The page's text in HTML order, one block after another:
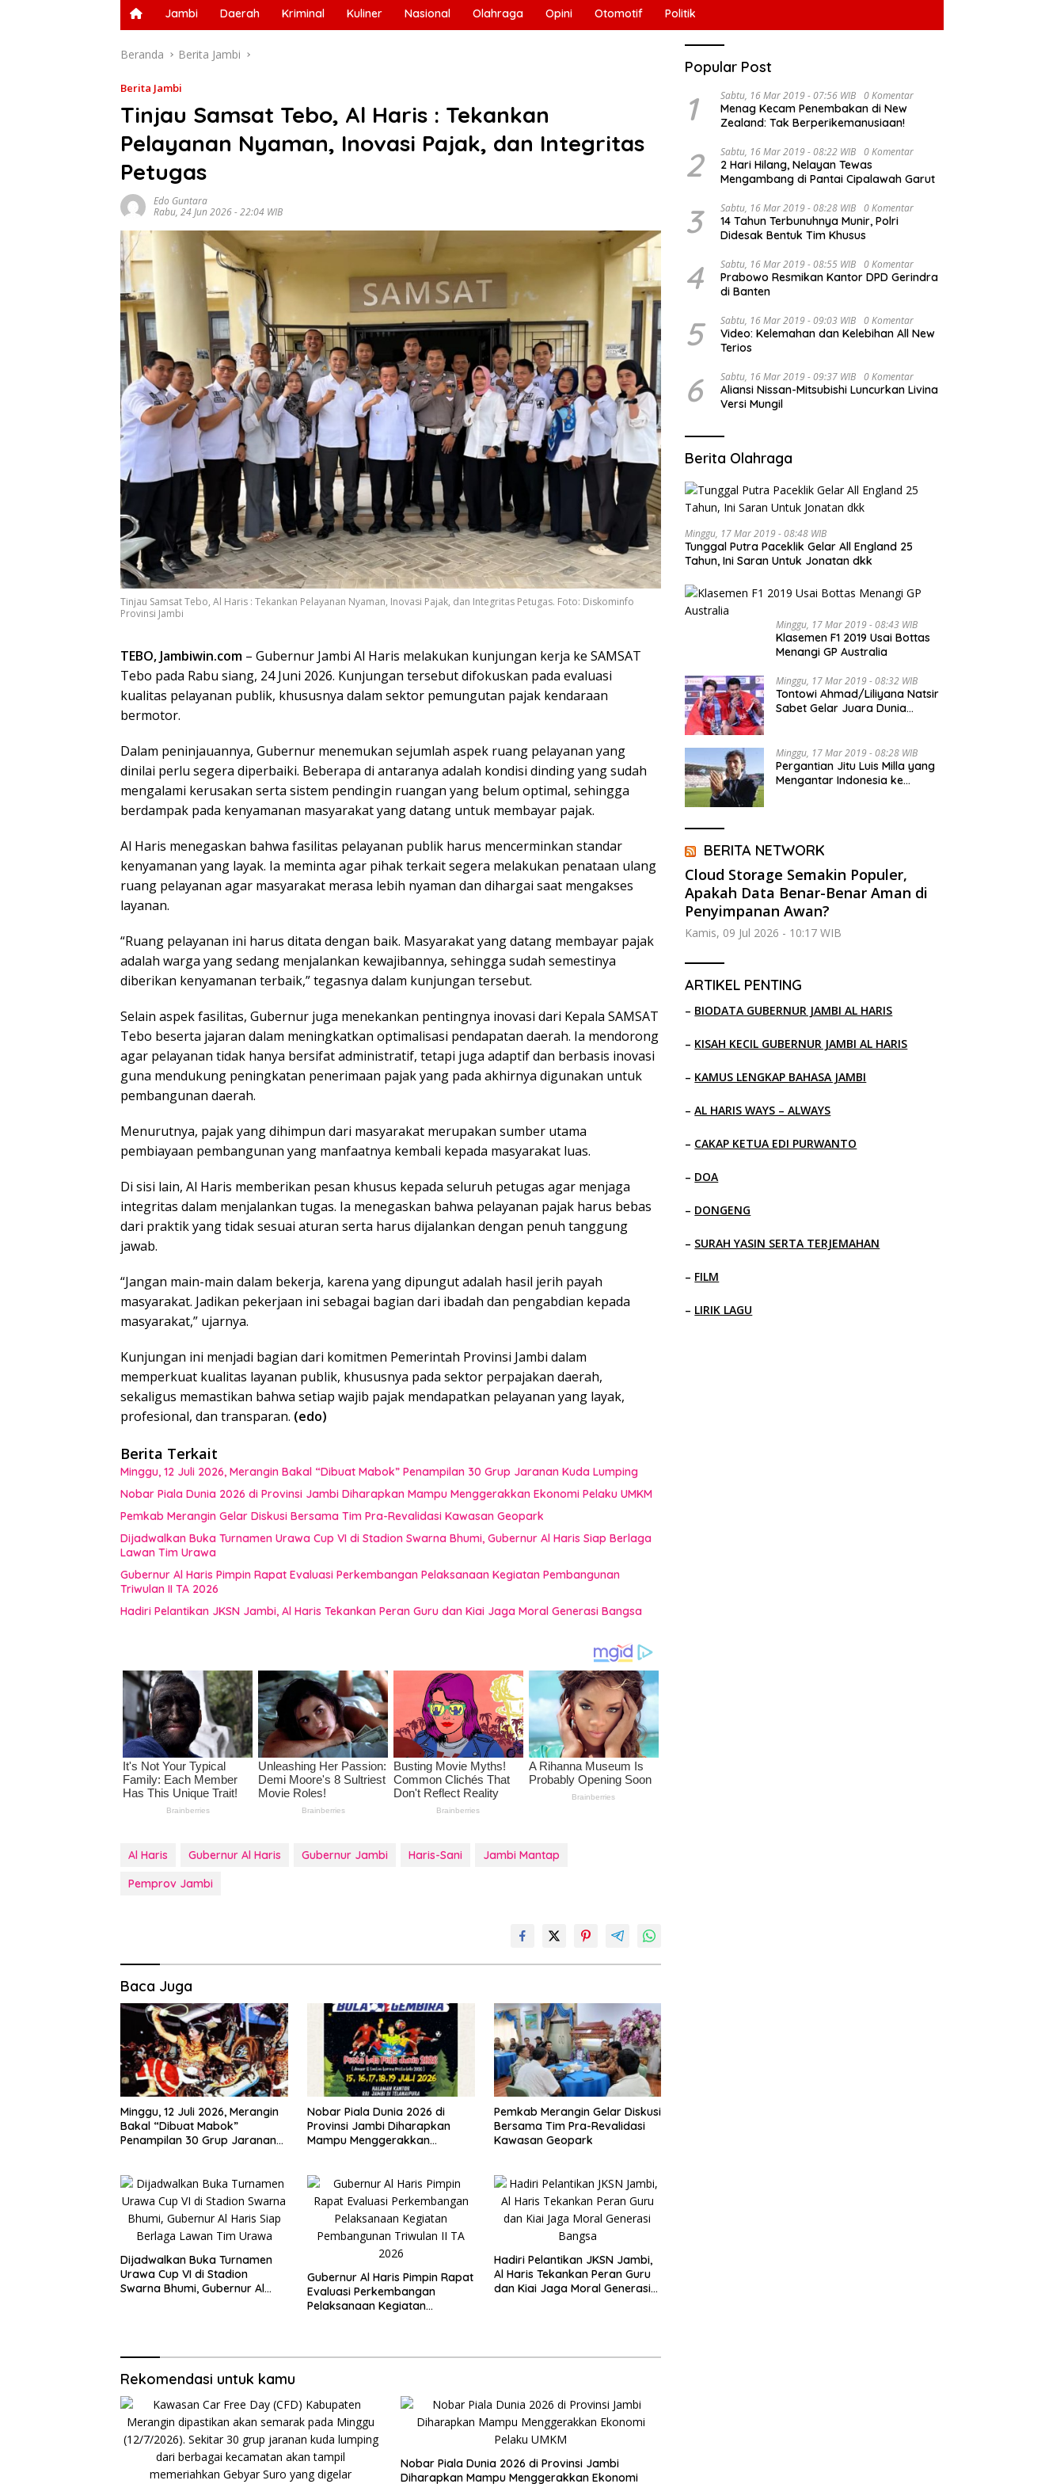
Jambi Daerah Kriminal Kuliner Nasional Olahraga Opini Otomotif Politik
Beranda Berita Jambi
Berita Jambi
Tinjau Samsat Tebo, Al Haris : Tekankan
Pelayanan Nyaman, Inovasi Pajak, dan Integritas
Petugas
Edo Guntara
Rabu, 24 Jun 2026 - 22:04 WIB
Tinjau Samsat Tebo, Al Haris : Tekankan Pelayanan Nyaman, Inovasi Pajak, dan Integritas Petugas. Foto: Diskominfo
Provinsi Jambi
TEBO, Jambiwin.com – Gubernur Jambi Al Haris melakukan kunjungan kerja ke SAMSAT
Tebo pada Rabu siang, 24 Juni 2026. Kunjungan tersebut difokuskan pada evaluasi
kualitas pelayanan publik, khususnya dalam sektor pemungutan pajak kendaraan
bermotor.
Dalam peninjauannya, Gubernur menemukan sejumlah aspek ruang pelayanan yang
dinilai perlu segera diperbaiki. Beberapa di antaranya adalah kondisi dinding yang sudah
mengalami kerusakan serta sistem pendingin ruangan yang belum optimal, sehingga
berdampak pada kenyamanan masyarakat yang datang untuk membayar pajak.
Al Haris menegaskan bahwa fasilitas pelayanan publik harus mencerminkan standar
kenyamanan yang layak. Ia meminta agar pihak terkait segera melakukan penataan ulang
ruang pelayanan agar masyarakat merasa lebih nyaman dan dihargai saat mengakses
layanan.
“Ruang pelayanan ini harus ditata dengan baik. Masyarakat yang datang membayar pajak
adalah warga yang sedang menjalankan kewajibannya, sehingga sudah semestinya
diberikan kenyamanan terbaik,” tegasnya dalam kunjungan tersebut.
Selain aspek fasilitas, Gubernur juga menekankan pentingnya inovasi dari Kepala SAMSAT
Tebo beserta jajaran dalam meningkatkan optimalisasi pendapatan daerah. Ia mendorong
agar pelayanan tidak hanya bersifat administratif, tetapi juga adaptif dan berbasis inovasi
guna mendukung peningkatan penerimaan pajak yang pada akhirnya digunakan untuk
pembangunan daerah.
Menurutnya, pajak yang dihimpun dari masyarakat merupakan sumber utama
pembiayaan pembangunan yang manfaatnya kembali kepada masyarakat luas.
Di sisi lain, Al Haris memberikan pesan khusus kepada seluruh petugas agar menjaga
integritas dalam menjalankan tugas. Ia menegaskan bahwa pelayanan pajak harus bebas
dari praktik yang tidak sesuai aturan serta harus dijalankan dengan penuh tanggung
jawab.
“Jangan main-main dalam bekerja, karena yang dipungut adalah hasil jerih payah
masyarakat. Jadikan pekerjaan ini sebagai bagian dari ibadah dan pengabdian kepada
masyarakat,” ujarnya.
Kunjungan ini menjadi bagian dari komitmen Pemerintah Provinsi Jambi dalam
memperkuat kualitas layanan publik, khususnya pada sektor perpajakan daerah,
sekaligus memastikan bahwa setiap wajib pajak mendapatkan pelayanan yang layak,
profesional, dan transparan. (edo)
Berita Terkait
Minggu, 12 Juli 2026, Merangin Bakal “Dibuat Mabok” Penampilan 30 Grup Jaranan Kuda Lumping
Nobar Piala Dunia 2026 di Provinsi Jambi Diharapkan Mampu Menggerakkan Ekonomi Pelaku UMKM
Pemkab Merangin Gelar Diskusi Bersama Tim Pra-Revalidasi Kawasan Geopark
Dijadwalkan Buka Turnamen Urawa Cup VI di Stadion Swarna Bhumi, Gubernur Al Haris Siap Berlaga
Lawan Tim Urawa
Gubernur Al Haris Pimpin Rapat Evaluasi Perkembangan Pelaksanaan Kegiatan Pembangunan
Triwulan II TA 2026
Hadiri Pelantikan JKSN Jambi, Al Haris Tekankan Peran Guru dan Kiai Jaga Moral Generasi Bangsa
Al Haris Gubernur Al Haris Gubernur Jambi Haris-Sani
Jambi Mantap
Pemprov Jambi
Baca Juga
Minggu, 12 Juli 2026, Merangin
Bakal “Dibuat Mabok”
Penampilan 30 Grup Jaranan
Nobar Piala Dunia 2026 di
Provinsi Jambi Diharapkan
Mampu Menggerakkan
Pemkab Merangin Gelar Diskusi
Bersama Tim Pra-Revalidasi
Kawasan Geopark
Dijadwalkan Buka Turnamen
Urawa Cup VI di Stadion
Swarna Bhumi, Gubernur Al
Gubernur Al Haris Pimpin Rapat
Evaluasi Perkembangan
Pelaksanaan Kegiatan
Hadiri Pelantikan JKSN Jambi,
Al Haris Tekankan Peran Guru
dan Kiai Jaga Moral Generasi
Rekomendasi untuk kamu
Nobar Piala Dunia 2026 di Provinsi Jambi
Diharapkan Mampu Menggerakkan Ekonomi
Popular Post
1 Sabtu, 16 Mar 2019 - 07:56 WIB 0 Komentar
Menag Kecam Penembakan di New
Zealand: Tak Berperikemanusiaan!
2 Sabtu, 16 Mar 2019 - 08:22 WIB 0 Komentar
2 Hari Hilang, Nelayan Tewas
Mengambang di Pantai Cipalawah Garut
3 Sabtu, 16 Mar 2019 - 08:28 WIB 0 Komentar
14 Tahun Terbunuhnya Munir, Polri
Didesak Bentuk Tim Khusus
4 Sabtu, 16 Mar 2019 - 08:55 WIB 0 Komentar
Prabowo Resmikan Kantor DPD Gerindra
di Banten
5 Sabtu, 16 Mar 2019 - 09:03 WIB 0 Komentar
Video: Kelemahan dan Kelebihan All New
Terios
6 Sabtu, 16 Mar 2019 - 09:37 WIB 0 Komentar
Aliansi Nissan-Mitsubishi Luncurkan Livina
Versi Mungil
Berita Olahraga
Minggu, 17 Mar 2019 - 08:48 WIB
Tunggal Putra Paceklik Gelar All England 25
Tahun, Ini Saran Untuk Jonatan dkk
Minggu, 17 Mar 2019 - 08:43 WIB
Klasemen F1 2019 Usai Bottas
Menangi GP Australia
Minggu, 17 Mar 2019 - 08:32 WIB
Tontowi Ahmad/Liliyana Natsir
Sabet Gelar Juara Dunia
Minggu, 17 Mar 2019 - 08:28 WIB
Pergantian Jitu Luis Milla yang
Mengantar Indonesia ke
BERITA NETWORK
Cloud Storage Semakin Populer,
Apakah Data Benar-Benar Aman di
Penyimpanan Awan?
Kamis, 09 Jul 2026 - 10:17 WIB
ARTIKEL PENTING
– BIODATA GUBERNUR JAMBI AL HARIS
– KISAH KECIL GUBERNUR JAMBI AL HARIS
– KAMUS LENGKAP BAHASA JAMBI
–AL HARIS WAYS – ALWAYS
– CAKAP KETUA EDI PURWANTO
– DOA
– DONGENG
– SURAH YASIN SERTA TERJEMAHAN
– FILM
– LIRIK LAGU